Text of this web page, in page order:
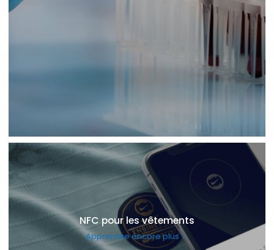
NFC pour les vêtements
Apprendre encore plus